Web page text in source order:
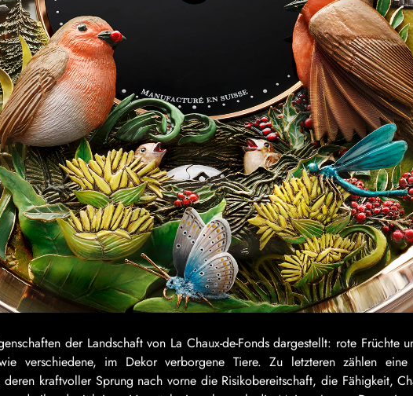
der Landschaft von La Chaux-de-Fonds dargestellt: rote Früchte
verschiedene, im Dekor verborgene Tiere. Zu letzteren zählen
deren kraftvoller Sprung nach vorne die Risikobereitschaft, die Fähigkeit,